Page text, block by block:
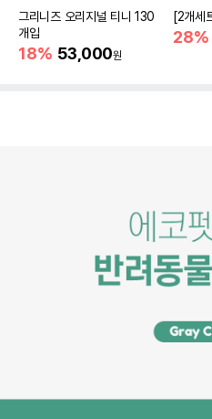
그리니즈 오리지널 티니 130
개입
18% 53,000원
[2개세
28%